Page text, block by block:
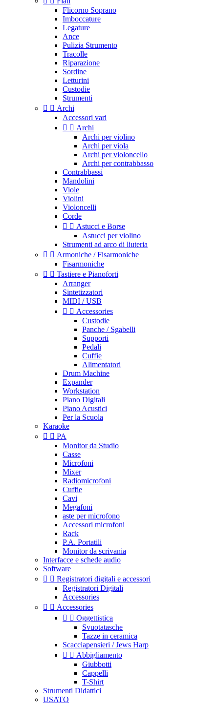
Flicorno Soprano
Imboccature
Legature
Ance
Pulizia Strumento
Tracolle
Riparazione
Sordine
Letturini
Custodie
Strumenti
  Archi
Accessori vari
  Archi
Archi per violino
Archi per viola
Archi per violoncello
Archi per contrabbasso
Contrabbassi
Mandolini
Viole
Violini
Violoncelli
Corde
  Astucci e Borse
Astucci per violino
Strumenti ad arco di liuteria
  Armoniche / Fisarmoniche
Fisarmoniche
  Tastiere e Pianoforti
Arranger
Sintetizzatori
MIDI / USB
  Accessories
Custodie
Panche / Sgabelli
Supporti
Pedali
Cuffie
Alimentatori
Drum Machine
Expander
Workstation
Piano Digitali
Piano Acustici
Per la Scuola
Karaoke
  PA
Monitor da Studio
Casse
Microfoni
Mixer
Radiomicrofoni
Cuffie
Cavi
Megafoni
aste per microfono
Accessori microfoni
Rack
P.A. Portatili
Monitor da scrivania
Interfacce e schede audio
Software
  Registratori digitali e accessori
Registratori Digitali
Accessories
  Accessories
  Oggettistica
Svuotatasche
Tazze in ceramica
Scacciapensieri / Jews Harp
  Abbigliamento
Giubbotti
Cappelli
T-Shirt
Strumenti Didattici
USATO